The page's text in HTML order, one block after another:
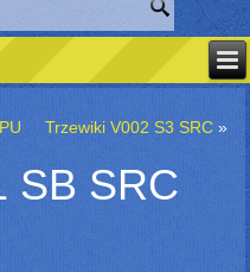
Trzewiki V002 S3 SRC»
SB SRC